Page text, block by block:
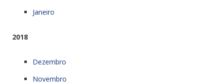
Janeiro
2018
Dezembro
Novembro